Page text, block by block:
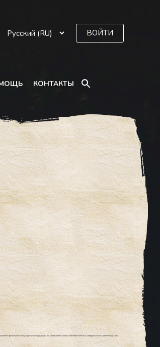
ВОЙТИ
КОНТАКТЫ
к физическому телу в различных традициях и в современной магии. Значение телесных и энергетических практик для мага.